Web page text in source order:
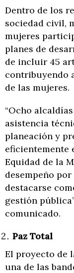
Dentro de los
sociedad civil,
mujeres
planes de
de incluir 45
contribuyendo
de las mujeres.
“Ocho
asistencia
planeación y
eficientemente
Equidad de la
desempeño
destacarse
gestión
comunicado.
Paz Total
El proyecto de
una de las